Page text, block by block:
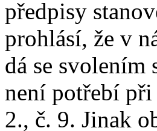
předpisy
prohlásí, že v
dá se
není potřebí
2., č. 9. Jinak